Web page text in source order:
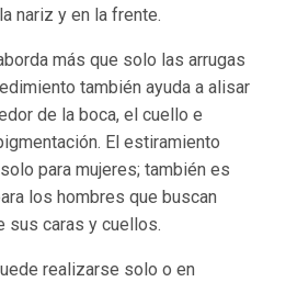
nariz y en la frente.
más que solo las arrugas
también ayuda a alisar
de la boca, el cuello e
El estiramiento
para mujeres; también es
los hombres que buscan
sus caras y cuellos.
realizarse solo o en